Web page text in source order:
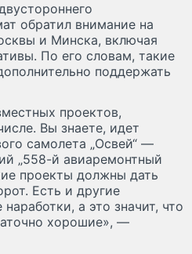
обратил внимание на
и Минска, включая
По его словам, такие
поддержать
проектов,
Вы знаете, идет
самолета „Освей“ —
„558-й авиаремонтный
проекты должны дать
Есть и другие
а это значит, что
хорошие», —